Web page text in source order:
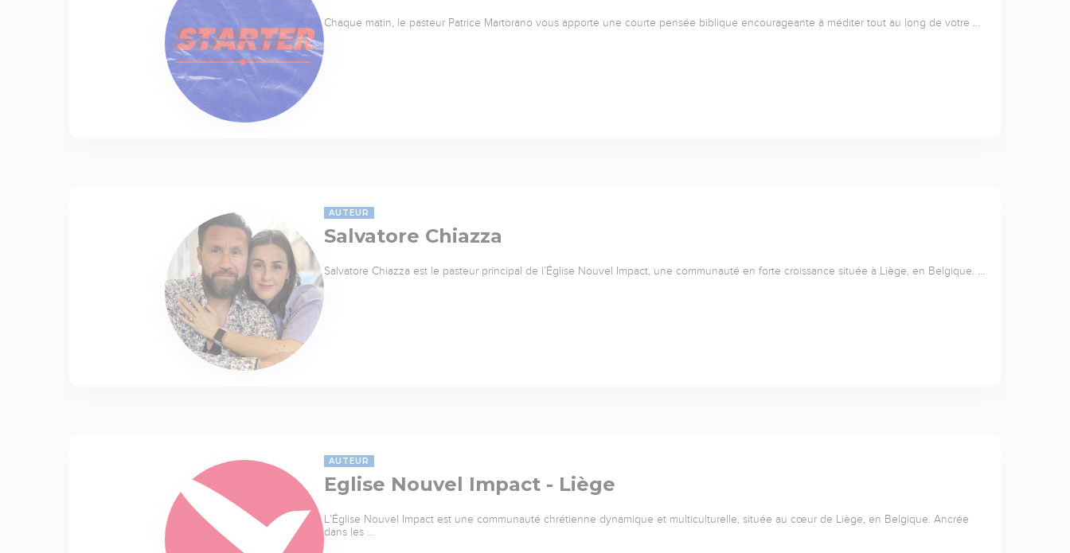
Chaque matin, le pasteur Patrice Martorano vous apporte une courte pensée biblique encourageante à méditer tout au long de votre …
AUTEUR
Salvatore Chiazza
Salvatore Chiazza est le pasteur principal de l’Église Nouvel Impact, une communauté en forte croissance située à Liège, en Belgique. …
AUTEUR
Eglise Nouvel Impact - Liège
L’Église Nouvel Impact est une communauté chrétienne dynamique et multiculturelle, située au cœur de Liège, en Belgique. Ancrée
dans les …